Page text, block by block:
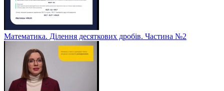
Математика. Ділення десяткових дробів. Частина №2